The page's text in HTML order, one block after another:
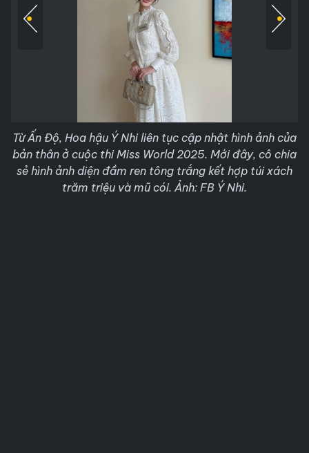
Từ Ấn Độ, Hoa hậu Ý Nhi liên tục cập nhật hình ảnh của
bản thân ở cuộc thi Miss World 2025. Mới đây, cô chia
sẻ hình ảnh diện đầm ren tông trắng kết hợp túi xách
trăm triệu và mũ cói. Ảnh: FB Ý Nhi.